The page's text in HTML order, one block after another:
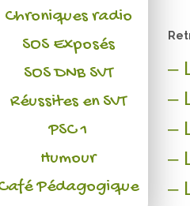
–
–
–
–
–
Chroniques radio
SOS Exposés
SOS DNB SVT
Réussites en SVT
PSC 1
Humour
Pédagogique